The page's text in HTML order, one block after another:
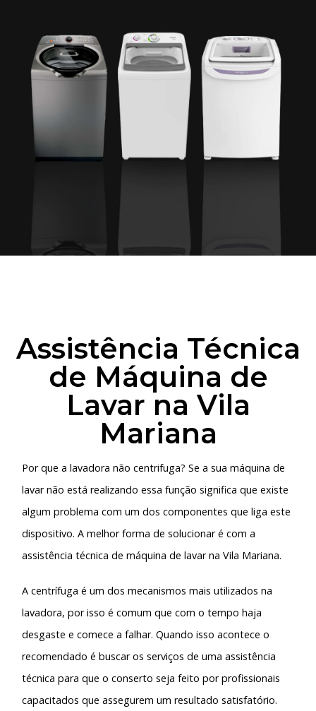
Assistência Técnica
de Máquina de
Lavar na Vila
Mariana
Por que a lavadora não centrifuga? Se a sua máquina de
lavar não está realizando essa função significa que existe
algum problema com um dos componentes que liga este
dispositivo. A melhor forma de solucionar é com a
assistência técnica de máquina de lavar na Vila Mariana.
A centrífuga é um dos mecanismos mais utilizados na
lavadora, por isso é comum que com o tempo haja
desgaste e comece a falhar. Quando isso acontece o
recomendado é buscar os serviços de uma assistência
técnica para que o conserto seja feito por profissionais
capacitados que assegurem um resultado satisfatório.